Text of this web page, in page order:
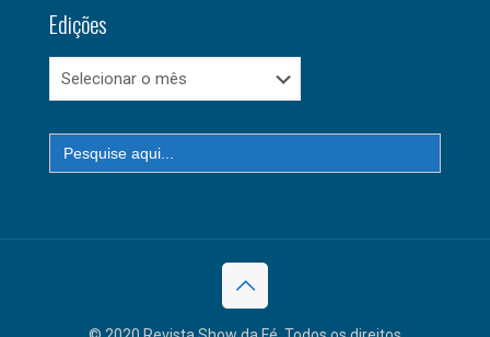
Edições
Edições
Search
for: